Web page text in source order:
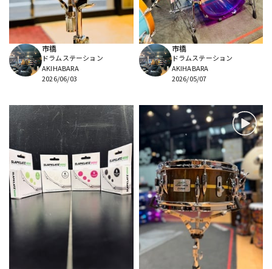
市橋
ドラムステーション
AKIHABARA
2026/06/03
市橋
ドラムステーション
AKIHABARA
2026/05/07